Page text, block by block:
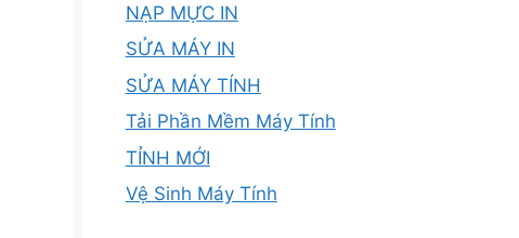
NẠP MỰC IN
SỬA MÁY IN
SỬA MÁY TÍNH
Tải Phần Mềm Máy Tính
TỈNH MỚI
Vệ Sinh Máy Tính